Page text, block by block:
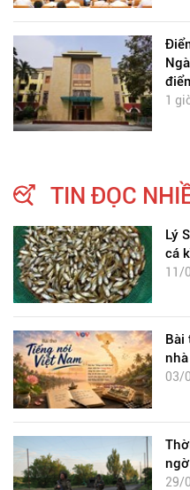
1
TIN ĐỌC
Lý
cá
11/
Bài
03/
29/